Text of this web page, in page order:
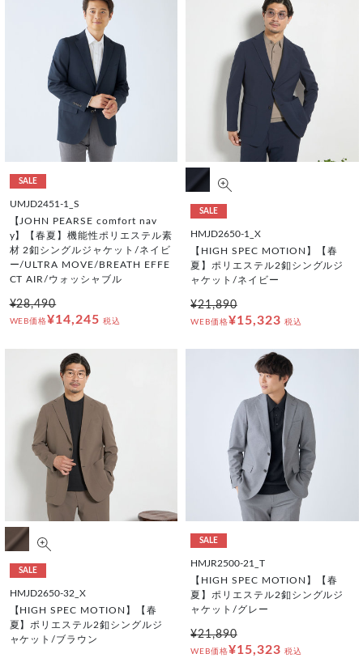
SALE
UMJD2451-1_S
【JOHN PEARSE comfort nav
y】【春夏】機能性ポリエステル素
材 2釦シングルジャケット/ネイビ
ー/ULTRA MOVE/BREATH EFFE
CT AIR/ウォッシャブル
¥28,490
WEB価格¥14,245 税込
SALE
HMJD2650-1_X
【HIGH SPEC MOTION】【春
夏】ポリエステル2釦シングルジ
ャケット/ネイビー
¥21,890
WEB価格¥15,323 税込
SALE
HMJD2650-32_X
【HIGH SPEC MOTION】【春
夏】ポリエステル2釦シングルジ
ャケット/ブラウン
SALE
HMJR2500-21_T
【HIGH SPEC MOTION】【春
夏】ポリエステル2釦シングルジ
ャケット/グレー
¥21,890
WEB価格¥15,323 税込